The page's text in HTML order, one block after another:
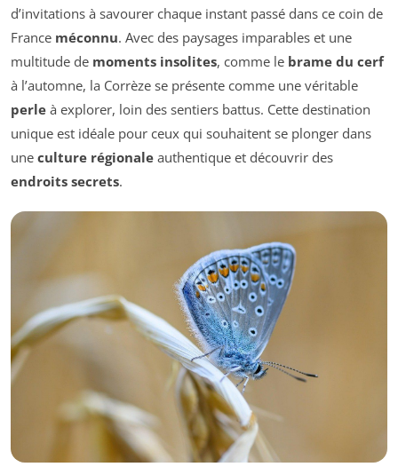
d’invitations à savourer chaque instant passé dans ce coin de
France méconnu. Avec des paysages imparables et une
multitude de moments insolites, comme le brame du cerf
à l’automne, la Corrèze se présente comme une véritable
perle à explorer, loin des sentiers battus. Cette destination
unique est idéale pour ceux qui souhaitent se plonger dans
une culture régionale authentique et découvrir des
endroits secrets.